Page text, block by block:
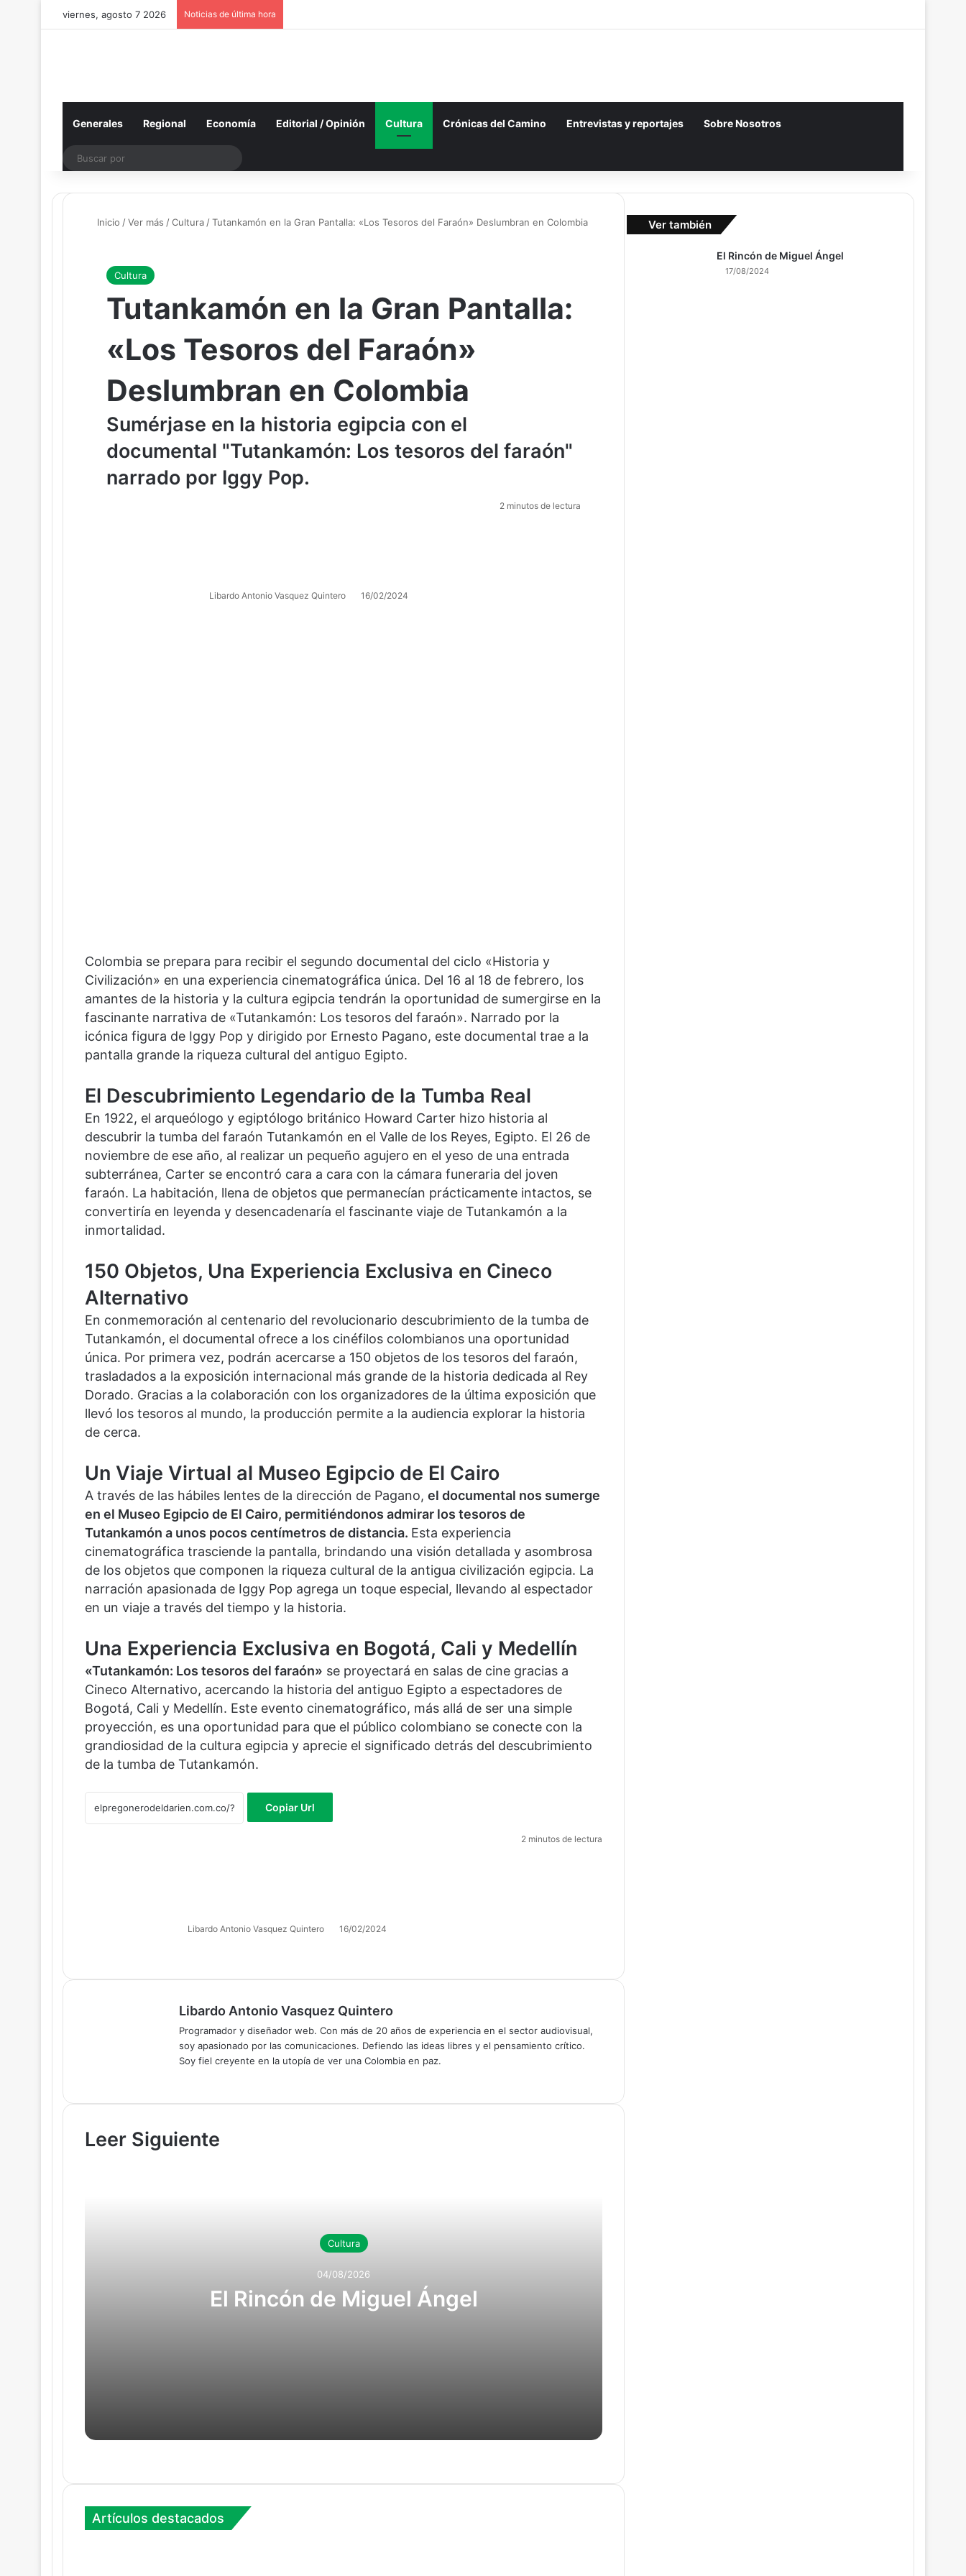
viernes, agosto 7 2026 Noticias de última hora
Generales Regional Economía Editorial / Opinión Cultura Crónicas del Camino Entrevistas y reportajes Sobre Nosotros
Inicio /Ver más /Cultura /Tutankamón en la Gran Pantalla: «Los Tesoros del Faraón» Deslumbran en Colombia
Cultura
Tutankamón en la Gran Pantalla:
«Los Tesoros del Faraón»
Deslumbran en Colombia
Sumérjase en la historia egipcia con el
documental "Tutankamón: Los tesoros del faraón"
narrado por Iggy Pop.
Libardo Antonio Vasquez Quintero 16/02/2024
2 minutos de lectura
Colombia se prepara para recibir el segundo documental del ciclo «Historia y
Civilización» en una experiencia cinematográfica única. Del 16 al 18 de febrero, los
amantes de la historia y la cultura egipcia tendrán la oportunidad de sumergirse en la
fascinante narrativa de «Tutankamón: Los tesoros del faraón». Narrado por la
icónica figura de Iggy Pop y dirigido por Ernesto Pagano, este documental trae a la
pantalla grande la riqueza cultural del antiguo Egipto.
El Descubrimiento Legendario de la Tumba Real
En 1922, el arqueólogo y egiptólogo británico Howard Carter hizo historia al
descubrir la tumba del faraón Tutankamón en el Valle de los Reyes, Egipto. El 26 de
noviembre de ese año, al realizar un pequeño agujero en el yeso de una entrada
subterránea, Carter se encontró cara a cara con la cámara funeraria del joven
faraón. La habitación, llena de objetos que permanecían prácticamente intactos, se
convertiría en leyenda y desencadenaría el fascinante viaje de Tutankamón a la
inmortalidad.
150 Objetos, Una Experiencia Exclusiva en Cineco
Alternativo
En conmemoración al centenario del revolucionario descubrimiento de la tumba de
Tutankamón, el documental ofrece a los cinéfilos colombianos una oportunidad
única. Por primera vez, podrán acercarse a 150 objetos de los tesoros del faraón,
trasladados a la exposición internacional más grande de la historia dedicada al Rey
Dorado. Gracias a la colaboración con los organizadores de la última exposición que
llevó los tesoros al mundo, la producción permite a la audiencia explorar la historia
de cerca.
Un Viaje Virtual al Museo Egipcio de El Cairo
A través de las hábiles lentes de la dirección de Pagano, el documental nos sumerge
en el Museo Egipcio de El Cairo, permitiéndonos admirar los tesoros de
Tutankamón a unos pocos centímetros de distancia. Esta experiencia
cinematográfica trasciende la pantalla, brindando una visión detallada y asombrosa
de los objetos que componen la riqueza cultural de la antigua civilización egipcia. La
narración apasionada de Iggy Pop agrega un toque especial, llevando al espectador
en un viaje a través del tiempo y la historia.
Una Experiencia Exclusiva en Bogotá, Cali y Medellín
«Tutankamón: Los tesoros del faraón» se proyectará en salas de cine gracias a
Cineco Alternativo, acercando la historia del antiguo Egipto a espectadores de
Bogotá, Cali y Medellín. Este evento cinematográfico, más allá de ser una simple
proyección, es una oportunidad para que el público colombiano se conecte con la
grandiosidad de la cultura egipcia y aprecie el significado detrás del descubrimiento
de la tumba de Tutankamón.
Copiar Url
Libardo Antonio Vasquez Quintero 16/02/2024
2 minutos de lectura
Libardo Antonio Vasquez Quintero
Programador y diseñador web. Con más de 20 años de experiencia en el sector audiovisual,
soy apasionado por las comunicaciones. Defiendo las ideas libres y el pensamiento crítico.
Soy fiel creyente en la utopía de ver una Colombia en paz.
Leer Siguiente
Cultura
04/08/2026
El Rincón de Miguel Ángel
Cultura y creatividad aportan el 2,8 % del PIB
Artículos destacados
Ver también
El Rincón de Miguel Ángel
17/08/2024